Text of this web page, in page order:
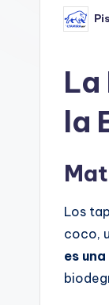
por
La
la
Los
coco,
es